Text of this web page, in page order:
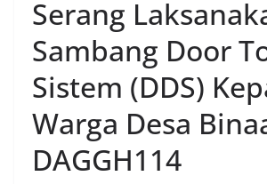
Serang
Sambang Door
Sistem (DDS)
Warga Desa
DAGGH114